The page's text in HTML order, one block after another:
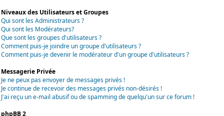
Niveaux des Utilisateurs et Groupes
Qui sont les Administrateurs ?
Qui sont les Modérateurs?
Que sont les groupes d'utilisateurs ?
Comment puis-je joindre un groupe d'utilisateurs ?
Comment puis-je devenir le modérateur d'un groupe d'utilisateurs ?
Messagerie Privée
Je ne peux pas envoyer de messages privés !
Je continue de recevoir des messages privés non-désirés !
J'ai reçu un e-mail abusif ou de spamming de quelqu'un sur ce forum !
phpBB 2